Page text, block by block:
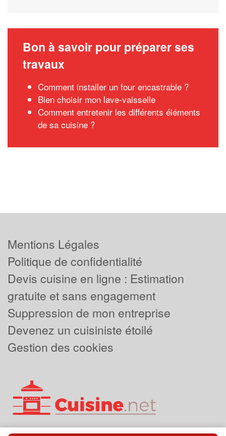
Bon à savoir pour préparer ses
travaux
Comment installer un four encastrable ?
Bien choisir mon lave-vaisselle
Comment entretenir les différents éléments
de sa cuisine ?
Mentions Légales
Politique de confidentialité
Devis cuisine en ligne : Estimation
gratuite et sans engagement
Suppression de mon entreprise
Devenez un cuisiniste étoilé
Gestion des cookies